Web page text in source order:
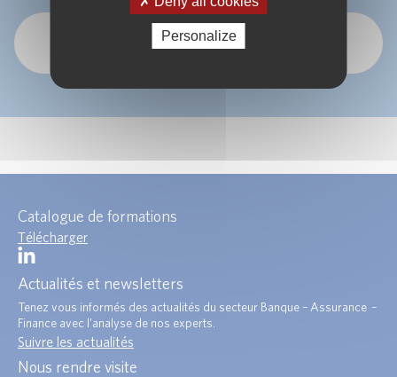
OK
Catalogue de formations
Télécharger
Actualités et newsletters
Tenez vous informés des actualités du secteur Banque – Assurance –
Finance avec l’analyse de nos experts.
Suivre les actualités
Nous rendre visite
Personalize